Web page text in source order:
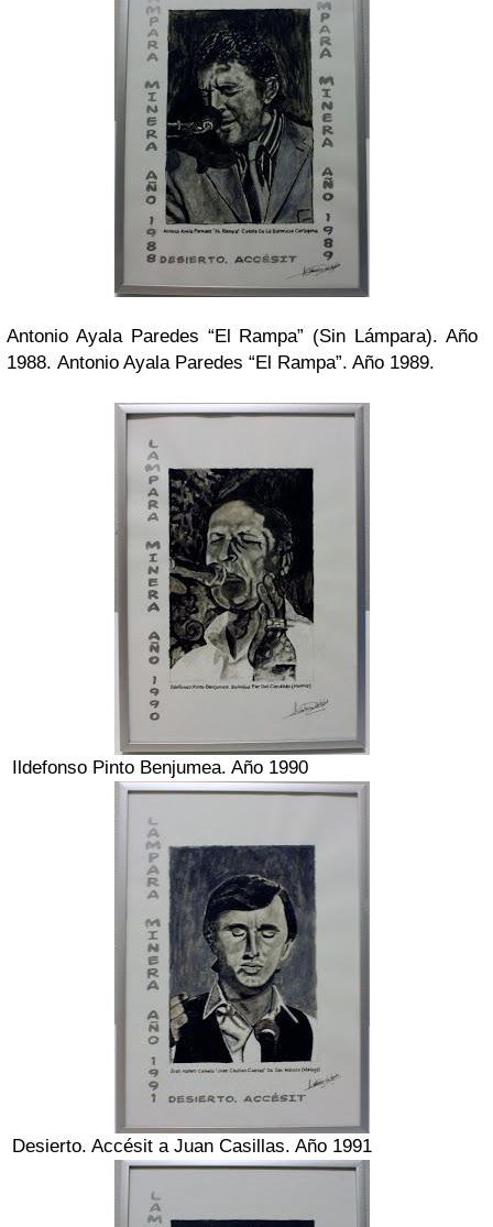
Antonio Ayala Paredes “El Rampa” (Sin Lámpara). Año
1988. Antonio Ayala Paredes “El Rampa”. Año 1989.
Ildefonso Pinto Benjumea. Año 1990
Desierto. Accésit a Juan Casillas. Año 1991